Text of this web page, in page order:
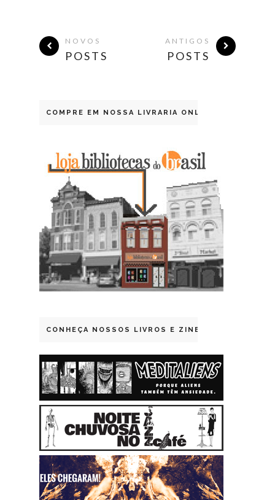
NOVOS
POSTS
ANTIGOS
POSTS
COMPRE EM NOSSA LIVRARIA ONLINE
CONHEÇA NOSSOS LIVROS E ZINES